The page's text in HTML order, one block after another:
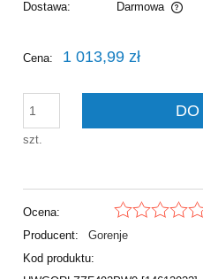
Dostawa:
Darmowa
Cena nie zawiera
Cena: 1 013,99 zł
szt.
Ocena:
Producent:
Gorenje
Kod produktu: